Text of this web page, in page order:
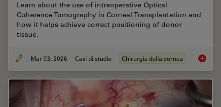
Learn about the use of intraoperative Optical
Coherence Tomography in Corneal Transplantation and
how it helps achieve correct positioning of donor
tissue.
Mar 03, 2026 Casi di studio Chirurgia della cornea